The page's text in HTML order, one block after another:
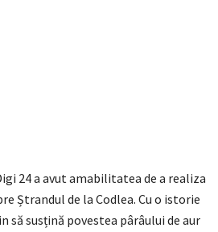
24 a avut amabilitatea de a realiza
Ștrandul de la Codlea. Cu o istorie
să susțină povestea pârâului de aur